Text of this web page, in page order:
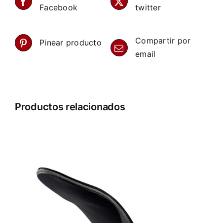
Facebook
twitter
Pinear producto
Compartir por
email
Productos relacionados